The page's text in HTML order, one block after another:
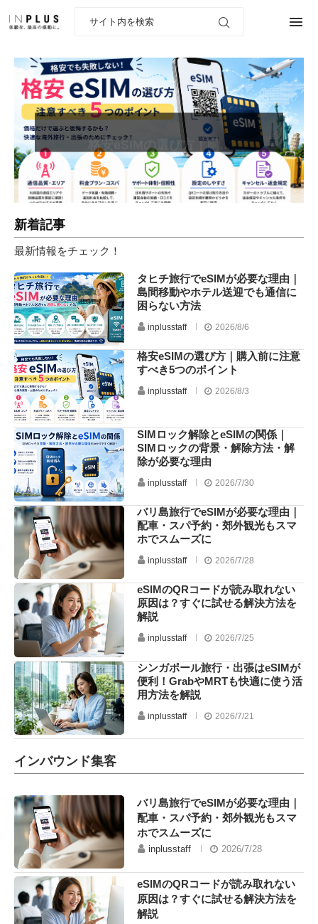
格安eSIMの選び方｜購...
新着記事
最新情報をチェック！
タヒチ旅行でeSIMが必要な理由｜
島間移動やホテル送迎でも通信に
困らない方法
inplusstaff 2026/8/6
格安eSIMの選び方｜購入前に注意
すべき5つのポイント
inplusstaff 2026/8/3
SIMロック解除とeSIMの関係｜
SIMロックの背景・解除方法・解
除が必要な理由
inplusstaff 2026/7/30
バリ島旅行でeSIMが必要な理由｜
配車・スパ予約・郊外観光もスマ
ホでスムーズに
inplusstaff 2026/7/28
eSIMのQRコードが読み取れない
原因は？すぐに試せる解決方法を
解説
inplusstaff 2026/7/25
シンガポール旅行・出張はeSIMが
便利！GrabやMRTも快適に使う活
用方法を解説
inplusstaff 2026/7/21
インバウンド集客
バリ島旅行でeSIMが必要な理由｜
配車・スパ予約・郊外観光もスマ
ホでスムーズに
inplusstaff 2026/7/28
eSIMのQRコードが読み取れない
原因は？すぐに試せる解決方法を
解説